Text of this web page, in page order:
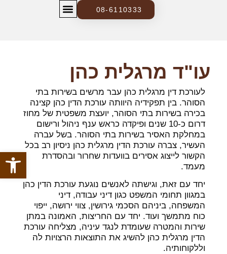
פתח
08-6110333
עו"ד מרגלית כהן
לעורכת דין מרגלית כהן עבר מרשים בשירות בתי
הסוהר. בין תפקידיה היוותה עורכת הדין כהן קצינה
בכירה בשירות בתי הסוהר, יועצת משפטית של מחוז
דרום כ-10 שנים ופיקדה כראש ענף ניהול ורישום
במחלקת האסיר בשירות בתי הסוהר. בשל עברה
העשיר, צברה עורכת הדין מרגלית כהן ניסיון רב בכל
הקשור לייצוג אסירים בוועדות שחרור ובהסדרת
מעמד.
יחד עם זאת, וגישתה לאנשים נוגעת עורכת הדין כהן
במגוון תחומי המשפט כגון דיני עבודה, דיני
המשפחה, ביניהם הסכמי גירושין, צווי ירושה, ייפוי
כוח מתמשך ועוד. יחד עם החריצות, האמונה במתן
שירות והמטרה שעומדת לנגד עיניה, מצליחה עורכת
הדין מרגלית כהן להשיג את התוצאות הרצויות לה
וללקוחותיה.